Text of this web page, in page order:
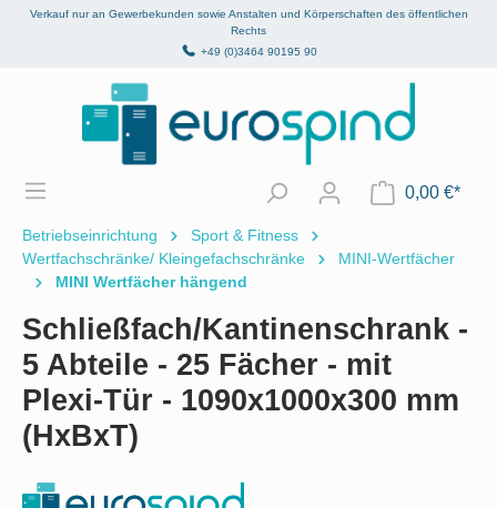
springen
Verkauf nur an Gewerbekunden sowie Anstalten und Körperschaften des öffentlichen
Rechts
+49 (0)3464 90195 90
0,00 €*
Betriebseinrichtung
Sport & Fitness
Wertfachschränke/ Kleingefachschränke
MINI-Wertfächer
MINI Wertfächer hängend
Schließfach/Kantinenschrank -
5 Abteile - 25 Fächer - mit
Plexi-Tür - 1090x1000x300 mm
(HxBxT)